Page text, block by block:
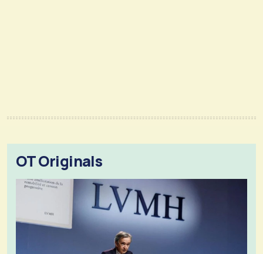
OT Originals